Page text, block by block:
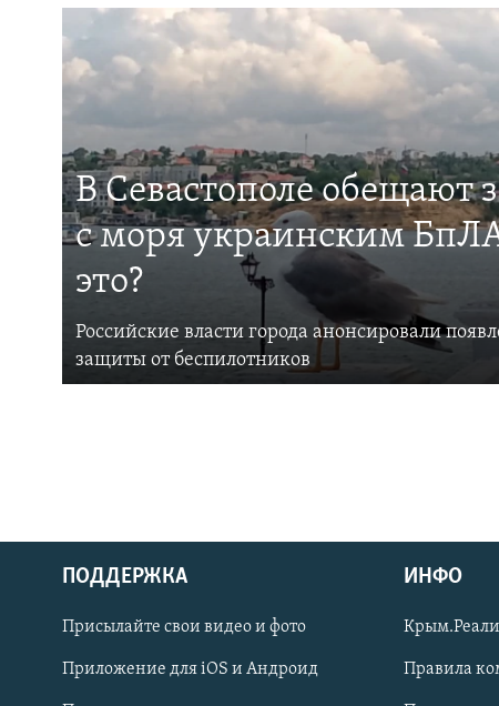
Українською
Qırımtatar
В Севастополе обещают
с моря украинским
это?
Российские власти города анонсировали
защиты от беспилотников
ПОДДЕРЖКА
Присылайте свои видео и фото
Приложение для iOS и Андроид
ИНФО
Правила